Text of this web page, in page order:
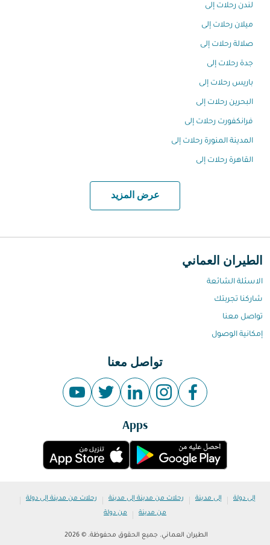
لندن رحلات إلى
ميلان رحلات إلى
صلالة رحلات إلى
جدة رحلات إلى
باريس رحلات إلى
البحرين رحلات إلى
فرانكفورت رحلات إلى
المدينة المنورة رحلات إلى
القاهرة رحلات إلى
عرض المزيد
الطيران العماني
الاسئلة الشائعة
شاركنا تجربتك
تواصل معنا
إمكانية الوصول
تواصل معنا
Apps
إلى دولة | إلى مدينة | رحلات من مدينة إلى مدينة | رحلات من مدينة إلى دولة |
من مدينة | من دولة
الطيران العماني. جميع الحقوق محفوظة. © 2026